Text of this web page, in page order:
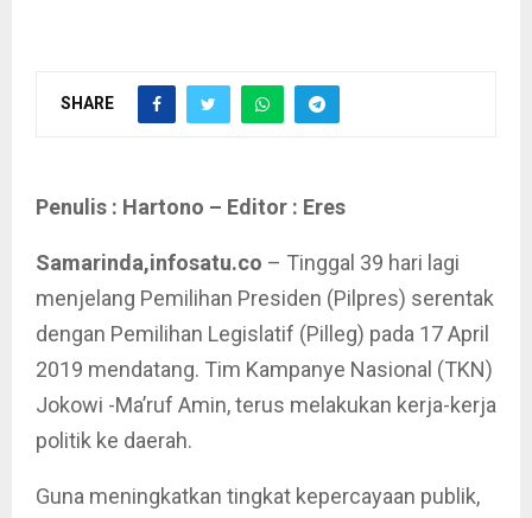
SHARE
Penulis : Hartono – Editor : Eres
Samarinda,infosatu.co – Tinggal 39 hari lagi
menjelang Pemilihan Presiden (Pilpres) serentak
dengan Pemilihan Legislatif (Pilleg) pada 17 April
2019 mendatang. Tim Kampanye Nasional (TKN)
Jokowi -Ma’ruf Amin, terus melakukan kerja-kerja
politik ke daerah.
Guna meningkatkan tingkat kepercayaan publik,